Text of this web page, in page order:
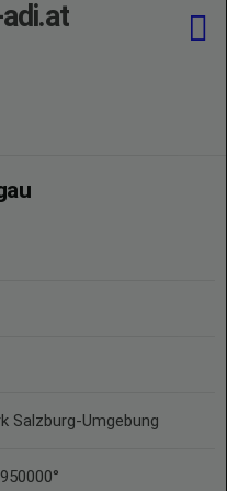
Salzburg-Umgebung